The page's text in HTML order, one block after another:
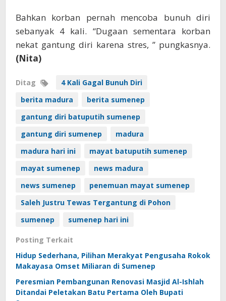
Bahkan korban pernah mencoba bunuh diri
sebanyak 4 kali. “Dugaan sementara korban
nekat gantung diri karena stres, ” pungkasnya.
(Nita)
Ditag
4 Kali Gagal Bunuh Diri
berita madura
berita sumenep
gantung diri batuputih sumenep
gantung diri sumenep
madura
madura hari ini
mayat batuputih sumenep
mayat sumenep
news madura
news sumenep
penemuan mayat sumenep
Saleh Justru Tewas Tergantung di Pohon
sumenep
sumenep hari ini
Posting Terkait
Hidup Sederhana, Pilihan Merakyat Pengusaha Rokok
Makayasa Omset Miliaran di Sumenep
Peresmian Pembangunan Renovasi Masjid Al-Ishlah
Ditandai Peletakan Batu Pertama Oleh Bupati